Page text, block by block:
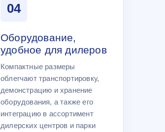
04
Оборудование,
удобное для дилеров
Компактные размеры
облегчают транспортировку,
демонстрацию и хранение
оборудования, а также его
интеграцию в ассортимент
дилерских центров и парки